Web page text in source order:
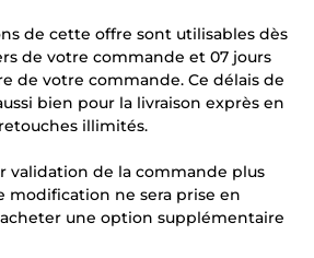
de cette offre sont utilisables dès
de votre commande et 07 jours
de votre commande. Ce délais de
bien pour la livraison exprès en
illimités.
validation de la commande plus
modification ne sera prise en
une option supplémentaire